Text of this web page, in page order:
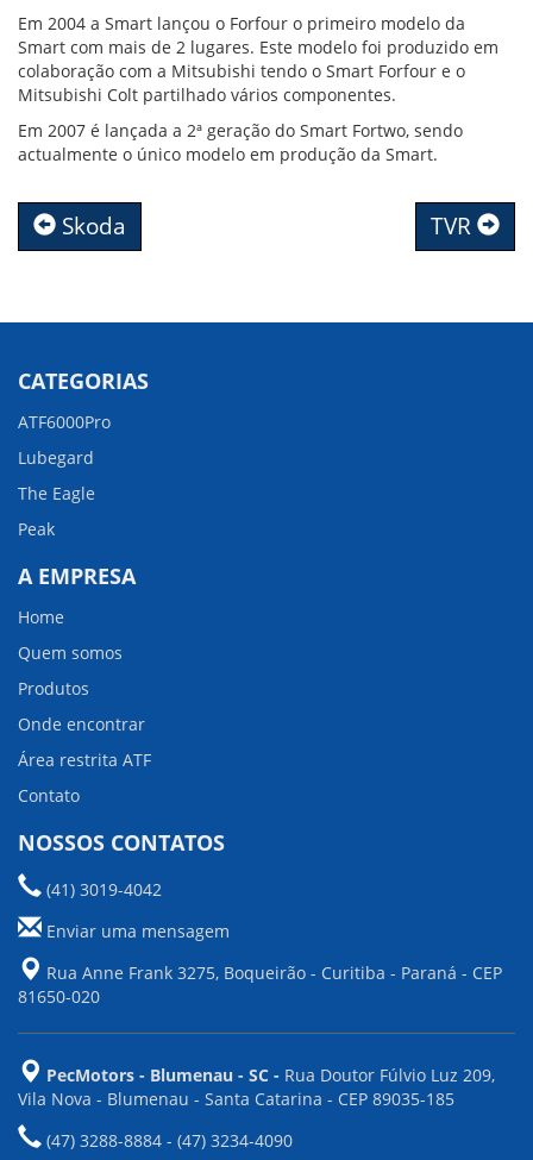
Em 2004 a Smart lançou o Forfour o primeiro modelo da
Smart com mais de 2 lugares. Este modelo foi produzido em
colaboração com a Mitsubishi tendo o Smart Forfour e o
Mitsubishi Colt partilhado vários componentes.
Em 2007 é lançada a 2ª geração do Smart Fortwo, sendo
actualmente o único modelo em produção da Smart.
Skoda TVR
CATEGORIAS
ATF6000Pro
Lubegard
The Eagle
Peak
A EMPRESA
Home
Quem somos
Produtos
Onde encontrar
Área restrita ATF
Contato
NOSSOS CONTATOS
(41) 3019-4042
Enviar uma mensagem
Rua Anne Frank 3275, Boqueirão - Curitiba - Paraná - CEP
81650-020
PecMotors - Blumenau - SC - Rua Doutor Fúlvio Luz 209,
Vila Nova - Blumenau - Santa Catarina - CEP 89035-185
(47) 3288-8884 - (47) 3234-4090